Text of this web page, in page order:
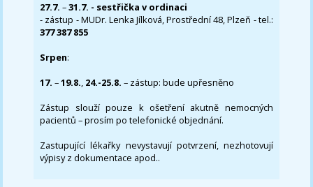
27.7.–31.7. - sestřička v ordinaci
- zástup - MUDr. Lenka Jílková, Prostřední 48, Plzeň - tel.:
377 387 855
Srpen:
17. –19.8., 24.-25.8. – zástup: bude upřesněno
Zástup slouží pouze k ošetření akutně nemocných
pacientů – prosím po telefonické objednání.
Zastupující lékařky nevystavují potvrzení, nezhotovují
výpisy z dokumentace apod..